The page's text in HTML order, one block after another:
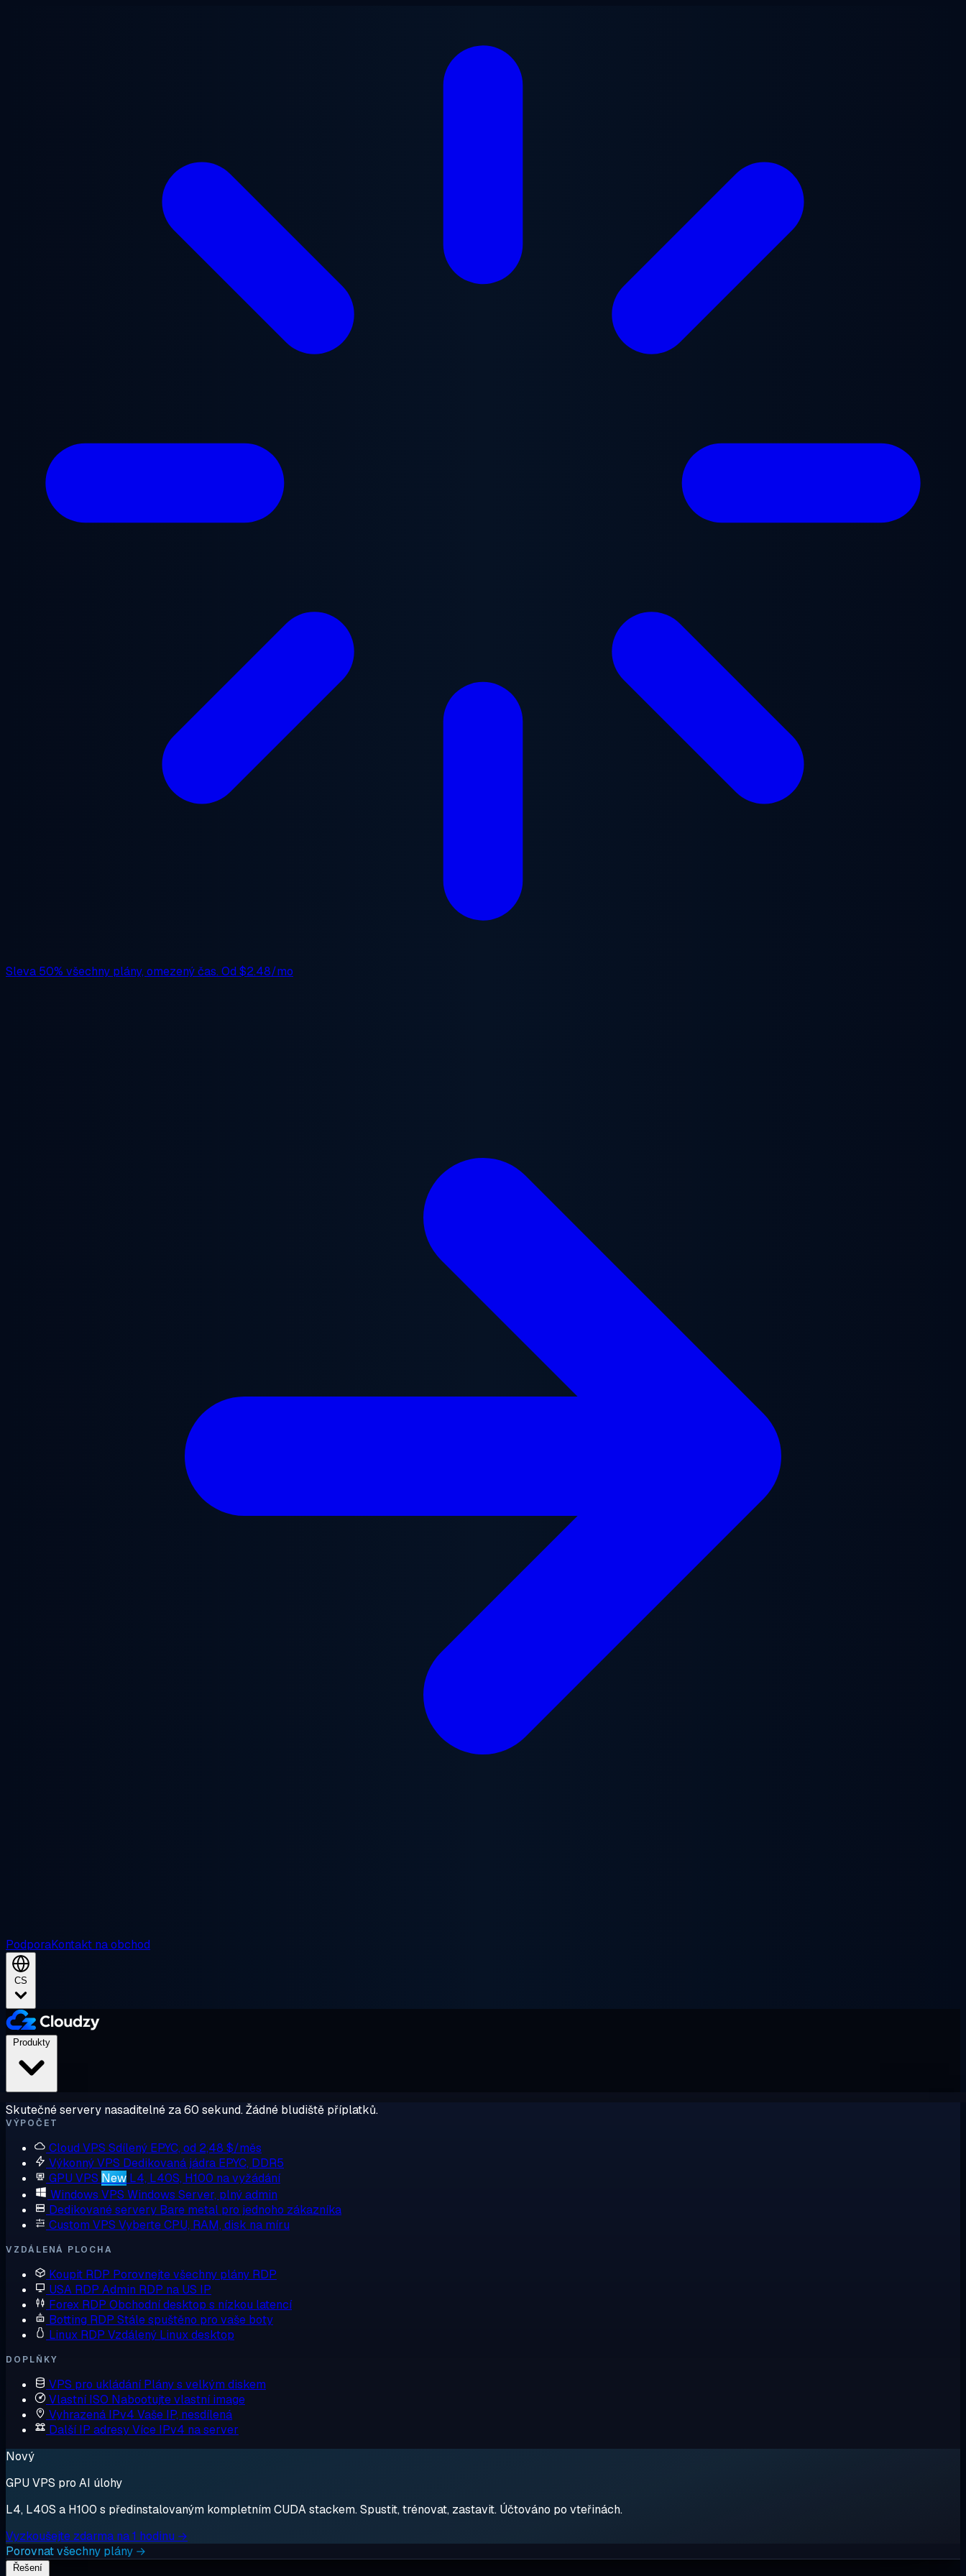
Sleva 50% všechny plány, omezený čas. Od $2.48/mo
PodporaKontakt na obchod
CS
Skutečné servery nasaditelné za 60 sekund. Žádné bludiště příplatků.
VÝPOČET
Cloud VPS Sdílený EPYC, od 2,48 $/měs
Výkonný VPS Dedikovaná jádra EPYC, DDR5
GPU VPS New L4, L40S, H100 na vyžádání
Windows VPS Windows Server, plný admin
Dedikované servery Bare metal pro jednoho zákazníka
Custom VPS Vyberte CPU, RAM, disk na míru
VZDÁLENÁ PLOCHA
Koupit RDP Porovnejte všechny plány RDP
USA RDP Admin RDP na US IP
Forex RDP Obchodní desktop s nízkou latencí
Botting RDP Stále spuštěno pro vaše boty
Linux RDP Vzdálený Linux desktop
DOPLŇKY
VPS pro ukládání Plány s velkým diskem
Vlastní ISO Nabootujte vlastní image
Vyhrazená IPv4 Vaše IP, nesdílená
Další IP adresyVíce IPv4 na server
Nový
GPU VPS pro AI úlohy
L4, L40S a H100 s předinstalovaným kompletním CUDA stackem. Spustit, trénovat, zastavit. Účtováno po vteřinách.
Vyzkoušejte zdarma na 1 hodinu →
Porovnat všechny plány →